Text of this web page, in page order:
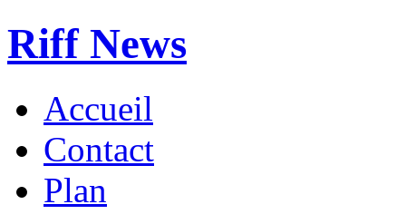
Riff News
Accueil
Contact
Plan